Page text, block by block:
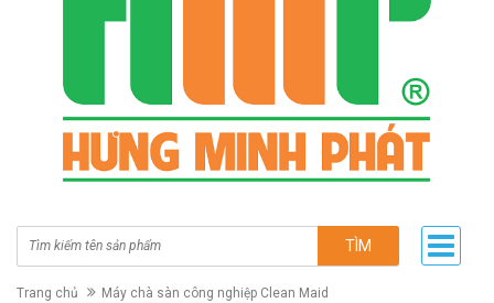
TÌM
Trang chủ
Máy chà sàn công nghiệp Clean Maid